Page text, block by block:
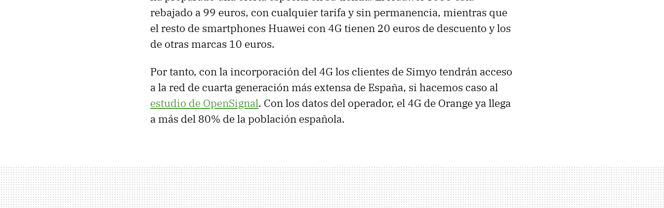
rebajado a 99 euros, con cualquier tarifa y sin permanencia, mientras que
el resto de smartphones Huawei con 4G tienen 20 euros de descuento y los
de otras marcas 10 euros.
Por tanto, con la incorporación del 4G los clientes de Simyo tendrán acceso
a la red de cuarta generación más extensa de España, si hacemos caso al
estudio de OpenSignal. Con los datos del operador, el 4G de Orange ya llega
a más del 80% de la población española.